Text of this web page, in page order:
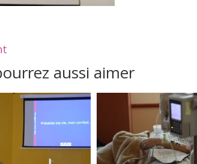
aussi aimer